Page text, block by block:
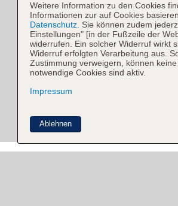
Weitere Information zu den Cookies
Informationen zur auf Cookies
Datenschutz. Sie können zudem
Einstellungen" [in der Fußzeile der
widerrufen. Ein solcher Widerruf wirkt
Widerruf erfolgten Verarbeitung aus.
Zustimmung verweigern, können
notwendige Cookies sind aktiv.
Impressum
Ablehnen